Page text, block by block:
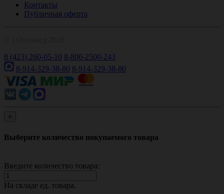
Контакты
Публичная оферта
8 (423) 260-05-10 8-800-2500-243
8-914-329-38-80 8-914-329-38-80
×
Выберите количество покупаемого товара
Введите количество товара:
На складе ед. товара.